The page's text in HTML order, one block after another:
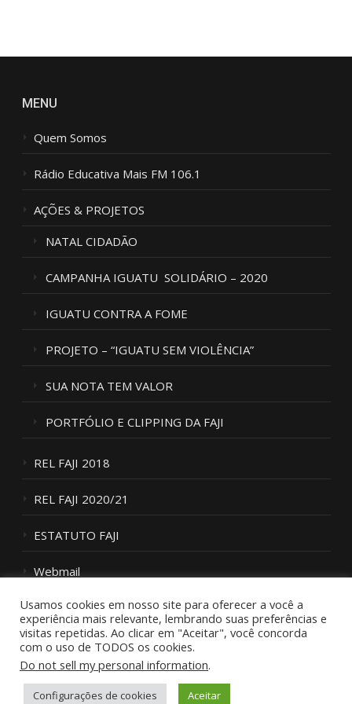
MENU
Quem Somos
Rádio Educativa Mais FM 106.1
AÇÕES & PROJETOS
NATAL CIDADÃO
CAMPANHA IGUATU SOLIDÁRIO – 2020
IGUATU CONTRA A FOME
PROJETO – “IGUATU SEM VIOLÊNCIA”
SUA NOTA TEM VALOR
PORTFÓLIO E CLIPPING DA FAJI
REL FAJI 2018
REL FAJI 2020/21
ESTATUTO FAJI
Webmail
Fale Conosco
Usamos cookies em nosso site para oferecer a você a
experiência mais relevante, lembrando suas preferências e
visitas repetidas. Ao clicar em "Aceitar", você concorda
com o uso de TODOS os cookies.
Do not sell my personal information.
Configurações de cookies Aceitar